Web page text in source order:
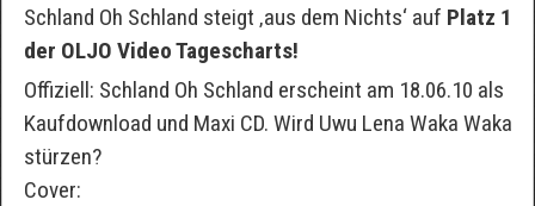
Schland Oh Schland steigt ‚aus dem Nichts‘ auf Platz 1
der OLJO Video Tagescharts!
Offiziell: Schland Oh Schland erscheint am 18.06.10 als
Kaufdownload und Maxi CD. Wird Uwu Lena Waka Waka
stürzen?
Cover: